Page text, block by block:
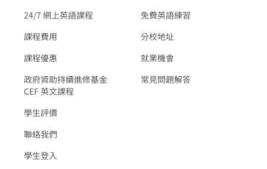
24/7 網上英語課程
課程費用
課程優惠
政府資助持續進修基金
CEF 英文課程
學生評價
聯絡我們
學生登入
免費英語練習
分校地址
就業機會
常見問題解答